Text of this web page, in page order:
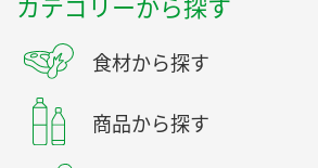
カテゴリーから探す
食材から探す
商品から探す